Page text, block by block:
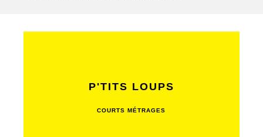
P'TITS LOUPS
COURTS MÉTRAGES